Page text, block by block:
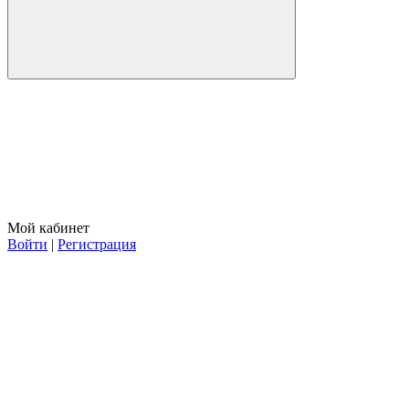
Мой кабинет
Войти | Регистрация